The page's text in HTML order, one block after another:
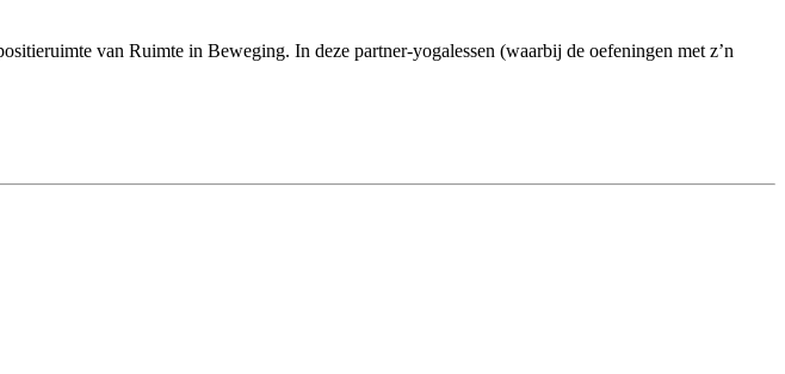
van Ruimte in Beweging. In deze partner-yogalessen (waarbij de oefeningen met z’n